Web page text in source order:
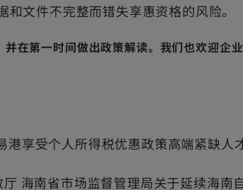
文件不完整而错失享惠资格的风险。
在第一时间做出政策解读。我们也欢迎
港享受个人所得税优惠政策高端紧缺
海南省市场监督管理局关于延续海